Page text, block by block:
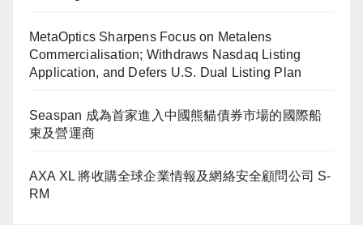
MetaOptics Sharpens Focus on Metalens
Commercialisation; Withdraws Nasdaq Listing
Application, and Defers U.S. Dual Listing Plan
Seaspan 成為首家進入中國熊貓債券市場的國際船
東及營運商
AXA XL 將收購全球企業情報及網絡安全顧問公司 S-
RM